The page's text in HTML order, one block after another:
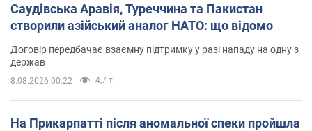
Саудівська Аравія, Туреччина та Пакистан
створили азійський аналог НАТО: що відомо
Договір передбачає взаємну підтримку у разі нападу на одну з
держав
8.08.2026 00:22 4,7 т.
На Прикарпатті після аномальної спеки пройшла